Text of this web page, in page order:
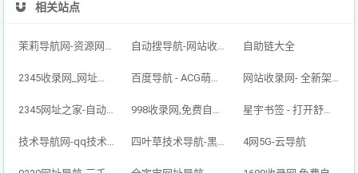
相关站点
茉莉导航网-资源网址导航,汇集各大资源网,全网优质技术教程网 自动搜导航-网站收录-自动收录网-网址收录-自动秒收录 自助链大全
2345收录网_网址导航_免费收录网站_自动收录网_秒收录 百度导航 - ACG萌次元丨ACG导航网丨二次元导航丨资源网导航丨福利网址导航 - BaiDu导航 网站收录网- 全新架构自动秒收录网址导航，实现自主提交，自动化收录，打造百万网址库
2345网址之家-自动秒收录,好网址导航 998收录网,免费自动秒收录网址,提供自动收录,网站导航大全源码,自动链,友情链接交换。 星宇书签 - 打开舒适旅程，畅享资源之旅
技术导航网-qq技术导航网-专注网址收录研究 四叶草技术导航-黑科技,资源导航,云端,QQ技术导航网分享网络精品资源平台,多开,云端,网站源码,QQ技术,教程网,小刀娱乐网 4网5G-云导航